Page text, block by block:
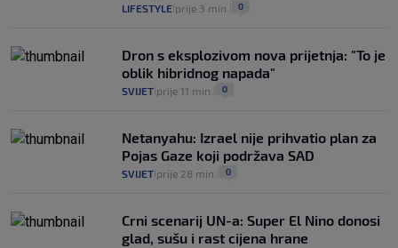
LIFESTYLE prije 3 min. 0
Dron s eksplozivom nova prijetnja: "To je
oblik hibridnog napada"
SVIJET prije 11 min. 0
Netanyahu: Izrael nije prihvatio plan za
Pojas Gaze koji podržava SAD
SVIJET prije 28 min. 0
Crni scenarij UN-a: Super El Nino donosi
glad, sušu i rast cijena hrane